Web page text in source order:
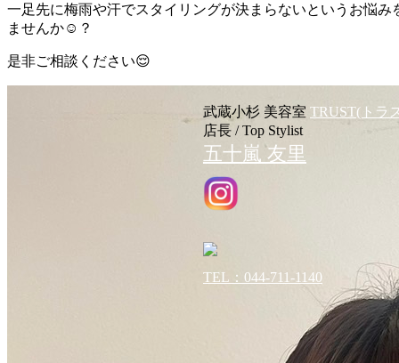
一足先に梅雨や汗でスタイリングが決まらないというお悩み
ませんか☺️？
是非ご相談ください😌
武蔵小杉 美容室 TRUST(トラ
店長 / Top Stylist
五十嵐 友里
TEL：044-711-1140